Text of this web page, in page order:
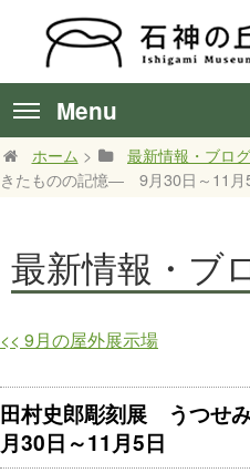
Menu
ホーム > 最新情報・ブログ
きたものの記憶― 9月30日～11月
最新情報・ブ
<< 9月の屋外展示場
田村史郎彫刻展 うつ
月30日～11月5日